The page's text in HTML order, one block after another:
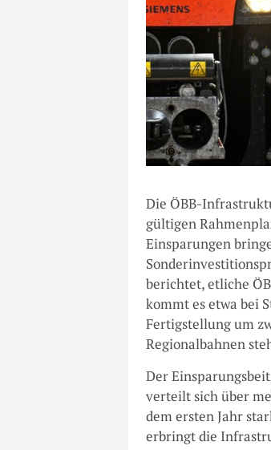
Die ÖBB-
gültigen
Einsparungen
berichtet, etliche
kommt es etwa bei
Fertigstellung um
Regionalbahnen
Der
verteilt sich über
dem ersten Jahr
erbringt die